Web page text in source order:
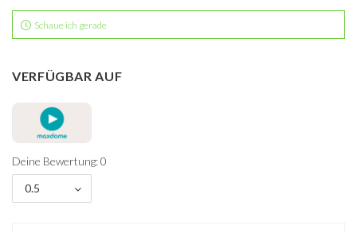
Schaue ich gerade
VERFÜGBAR AUF
Deine Bewertung: 0
0.5